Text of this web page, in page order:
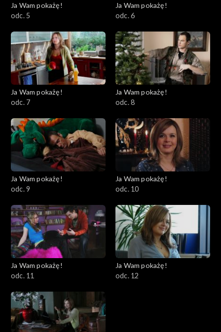
Ja Wam pokażę!
odc. 5
Ja Wam pokażę!
odc. 6
Ja Wam pokażę!
odc. 7
Ja Wam pokażę!
odc. 8
Ja Wam pokażę!
odc. 9
Ja Wam pokażę!
odc. 10
Ja Wam pokażę!
odc. 11
Ja Wam pokażę!
odc. 12